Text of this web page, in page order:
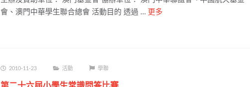
會、澳門中華學生聯合總會 活動目的 透過 … 更多
2010-11-23 活動 學聯